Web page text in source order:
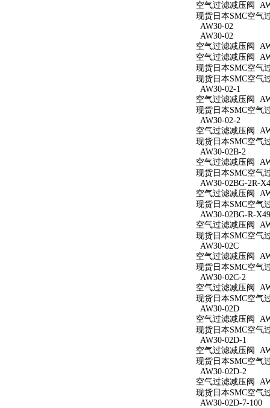
空气过滤减压阀
现货日本SMC空气
AW30-02
AW30-02
空气过滤减压阀
空气过滤减压阀
现货日本SMC空气
现货日本SMC空气
AW30-02-1
空气过滤减压阀
现货日本SMC空气
AW30-02-2
空气过滤减压阀
现货日本SMC空气
AW30-02B-2
空气过滤减压阀
现货日本SMC空气
AW30-02BG-2R-
空气过滤减压阀
现货日本SMC空气
AW30-02BG-R-
空气过滤减压阀
现货日本SMC空气
AW30-02C
空气过滤减压阀
现货日本SMC空气
AW30-02C-2
空气过滤减压阀
现货日本SMC空气
AW30-02D
空气过滤减压阀
现货日本SMC空气
AW30-02D-1
空气过滤减压阀
现货日本SMC空气
AW30-02D-2
空气过滤减压阀
现货日本SMC空气
AW30-02D-7-100